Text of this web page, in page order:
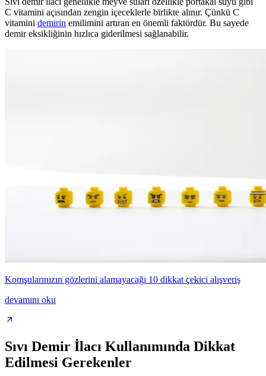
C vitamini açısından zengin içeceklerle birlikte alınır. Çünkü C
vitamini demirin emilimini artıran en önemli faktördür. Bu sayede
demir eksikliğinin hızlıca giderilmesi sağlanabilir.
Komşularınızın gözlerini alamayacağı 10 dikkat çekici alışveriş
devamını oku
Sıvı Demir İlacı Kullanımında Dikkat
Edilmesi Gerekenler